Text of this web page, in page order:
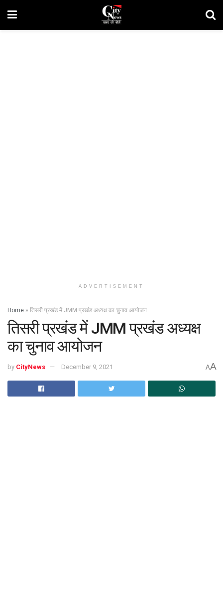
ADVERTISEMENT
Home » तिसरी प्रखंड में JMM प्रखंड अध्यक्ष का चुनाव आयोजन
तिसरी प्रखंड में JMM प्रखंड अध्यक्ष
का चुनाव आयोजन
by CityNews December 9, 2021 AA